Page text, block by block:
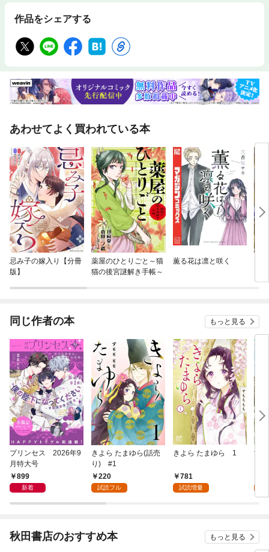
作品をシェアする
あわせてよく買われている本
忌み子の嫁入り【分冊
版】
薬屋のひとりごと～猫
猫の後宮謎解き手帳～
薫る花は凛と咲く
同じ作者の本 もっと見る
プリンセス 2026年9
月特大号
899
新着
きよら たまゆら(話売
り) #1
220
試読フル
きよら たまゆら 1
781
試読増量
亡
秋田書店のおすすめ本 もっと見る